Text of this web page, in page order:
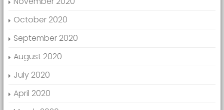
October 2020
September 2020
August 2020
July 2020
April 2020